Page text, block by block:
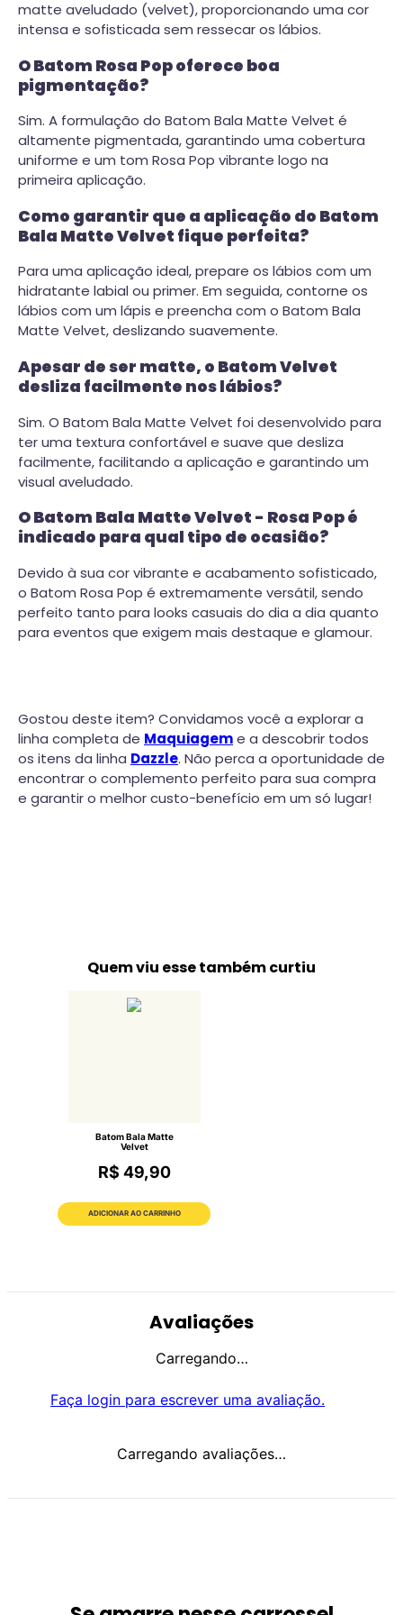
matte aveludado (velvet), proporcionando uma cor
intensa e sofisticada sem ressecar os lábios.
O Batom Rosa Pop oferece boa
pigmentação?
Sim. A formulação do Batom Bala Matte Velvet é
altamente pigmentada, garantindo uma cobertura
uniforme e um tom Rosa Pop vibrante logo na
primeira aplicação.
Como garantir que a aplicação do Batom
Bala Matte Velvet fique perfeita?
Para uma aplicação ideal, prepare os lábios com um
hidratante labial ou primer. Em seguida, contorne os
lábios com um lápis e preencha com o Batom Bala
Matte Velvet, deslizando suavemente.
Apesar de ser matte, o Batom Velvet
desliza facilmente nos lábios?
Sim. O Batom Bala Matte Velvet foi desenvolvido para
ter uma textura confortável e suave que desliza
facilmente, facilitando a aplicação e garantindo um
visual aveludado.
O Batom Bala Matte Velvet - Rosa Pop é
indicado para qual tipo de ocasião?
Devido à sua cor vibrante e acabamento sofisticado,
o Batom Rosa Pop é extremamente versátil, sendo
perfeito tanto para looks casuais do dia a dia quanto
para eventos que exigem mais destaque e glamour.
Gostou deste item? Convidamos você a explorar a
linha completa de Maquiageme a descobrir todos
os itens da linha Dazzle. Não perca a oportunidade de
encontrar o complemento perfeito para sua compra
e garantir o melhor custo-benefício em um só lugar!
Quem viu esse também curtiu
Batom Bala Matte
Velvet
R$ 49,90
ADICIONAR AO CARRINHO
Avaliações
Carregando…
Faça login para escrever uma avaliação.
Carregando avaliações…